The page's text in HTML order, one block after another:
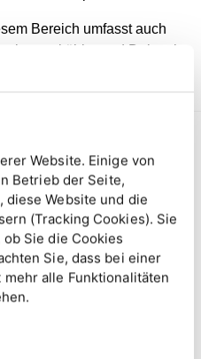
Bereich umfasst auch
und Dolezals.
Reihe von
an bestimmten
Ausrüstungen, und
von der Nutzung
Wir haben für
Kontakte in der
Website. Einige von
Betrieb der Seite,
diese Website und die
(Tracking Cookies). Sie
Sie die Cookies
Sie, dass bei einer
alle Funktionalitäten